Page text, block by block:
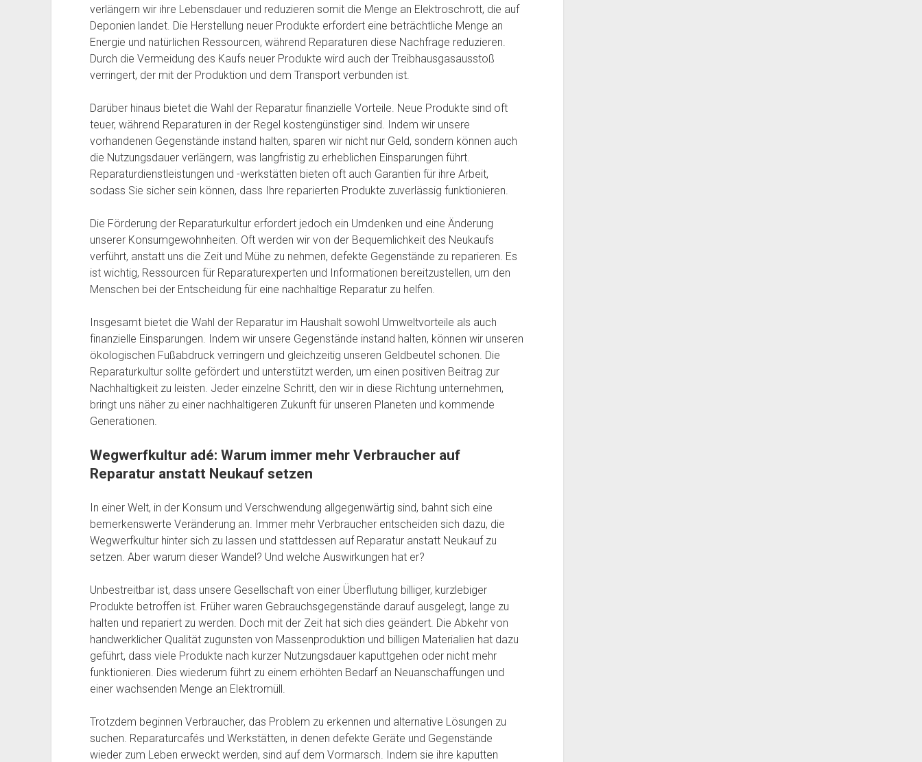
verlängern wir ihre Lebensdauer und reduzieren somit die Menge an Elektroschrott, die auf
Deponien landet. Die Herstellung neuer Produkte erfordert eine beträchtliche Menge an
Energie und natürlichen Ressourcen, während Reparaturen diese Nachfrage reduzieren.
Durch die Vermeidung des Kaufs neuer Produkte wird auch der Treibhausgasausstoß
verringert, der mit der Produktion und dem Transport verbunden ist.
Darüber hinaus bietet die Wahl der Reparatur finanzielle Vorteile. Neue Produkte sind oft
teuer, während Reparaturen in der Regel kostengünstiger sind. Indem wir unsere
vorhandenen Gegenstände instand halten, sparen wir nicht nur Geld, sondern können auch
die Nutzungsdauer verlängern, was langfristig zu erheblichen Einsparungen führt.
Reparaturdienstleistungen und -werkstätten bieten oft auch Garantien für ihre Arbeit,
sodass Sie sicher sein können, dass Ihre reparierten Produkte zuverlässig funktionieren.
Die Förderung der Reparaturkultur erfordert jedoch ein Umdenken und eine Änderung
unserer Konsumgewohnheiten. Oft werden wir von der Bequemlichkeit des Neukaufs
verführt, anstatt uns die Zeit und Mühe zu nehmen, defekte Gegenstände zu reparieren. Es
ist wichtig, Ressourcen für Reparaturexperten und Informationen bereitzustellen, um den
Menschen bei der Entscheidung für eine nachhaltige Reparatur zu helfen.
Insgesamt bietet die Wahl der Reparatur im Haushalt sowohl Umweltvorteile als auch
finanzielle Einsparungen. Indem wir unsere Gegenstände instand halten, können wir unseren
ökologischen Fußabdruck verringern und gleichzeitig unseren Geldbeutel schonen. Die
Reparaturkultur sollte gefördert und unterstützt werden, um einen positiven Beitrag zur
Nachhaltigkeit zu leisten. Jeder einzelne Schritt, den wir in diese Richtung unternehmen,
bringt uns näher zu einer nachhaltigeren Zukunft für unseren Planeten und kommende
Generationen.
Wegwerfkultur adé: Warum immer mehr Verbraucher auf
Reparatur anstatt Neukauf setzen
In einer Welt, in der Konsum und Verschwendung allgegenwärtig sind, bahnt sich eine
bemerkenswerte Veränderung an. Immer mehr Verbraucher entscheiden sich dazu, die
Wegwerfkultur hinter sich zu lassen und stattdessen auf Reparatur anstatt Neukauf zu
setzen. Aber warum dieser Wandel? Und welche Auswirkungen hat er?
Unbestreitbar ist, dass unsere Gesellschaft von einer Überflutung billiger, kurzlebiger
Produkte betroffen ist. Früher waren Gebrauchsgegenstände darauf ausgelegt, lange zu
halten und repariert zu werden. Doch mit der Zeit hat sich dies geändert. Die Abkehr von
handwerklicher Qualität zugunsten von Massenproduktion und billigen Materialien hat dazu
geführt, dass viele Produkte nach kurzer Nutzungsdauer kaputtgehen oder nicht mehr
funktionieren. Dies wiederum führt zu einem erhöhten Bedarf an Neuanschaffungen und
einer wachsenden Menge an Elektromüll.
Trotzdem beginnen Verbraucher, das Problem zu erkennen und alternative Lösungen zu
suchen. Reparaturcafés und Werkstätten, in denen defekte Geräte und Gegenstände
wieder zum Leben erweckt werden, sind auf dem Vormarsch. Indem sie ihre kaputten